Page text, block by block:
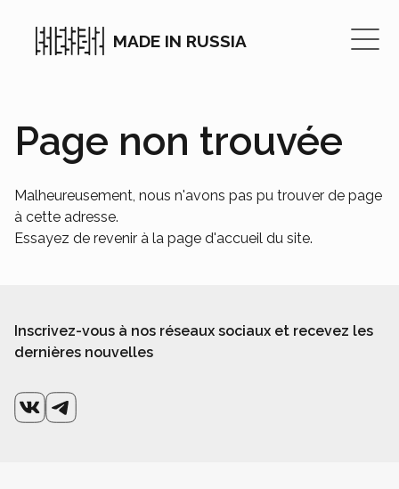
MADE IN RUSSIA
Page non trouvée
Malheureusement, nous n'avons pas pu trouver de page
à cette adresse.
Essayez de revenir à la page d'accueil du site.
Inscrivez-vous à nos réseaux sociaux et recevez les
dernières nouvelles